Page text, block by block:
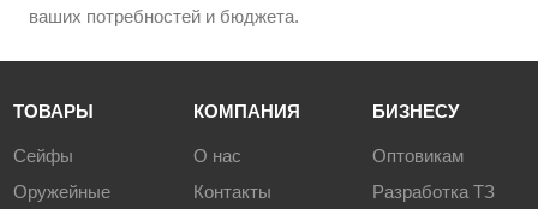
ваших потребностей и бюджета.
ТОВАРЫ
Сейфы
Оружейные
КОМПАНИЯ
О нас
Контакты
БИЗНЕСУ
Оптовикам
Разработка ТЗ